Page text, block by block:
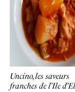
Uncino, les saveurs
franches de l’Ile